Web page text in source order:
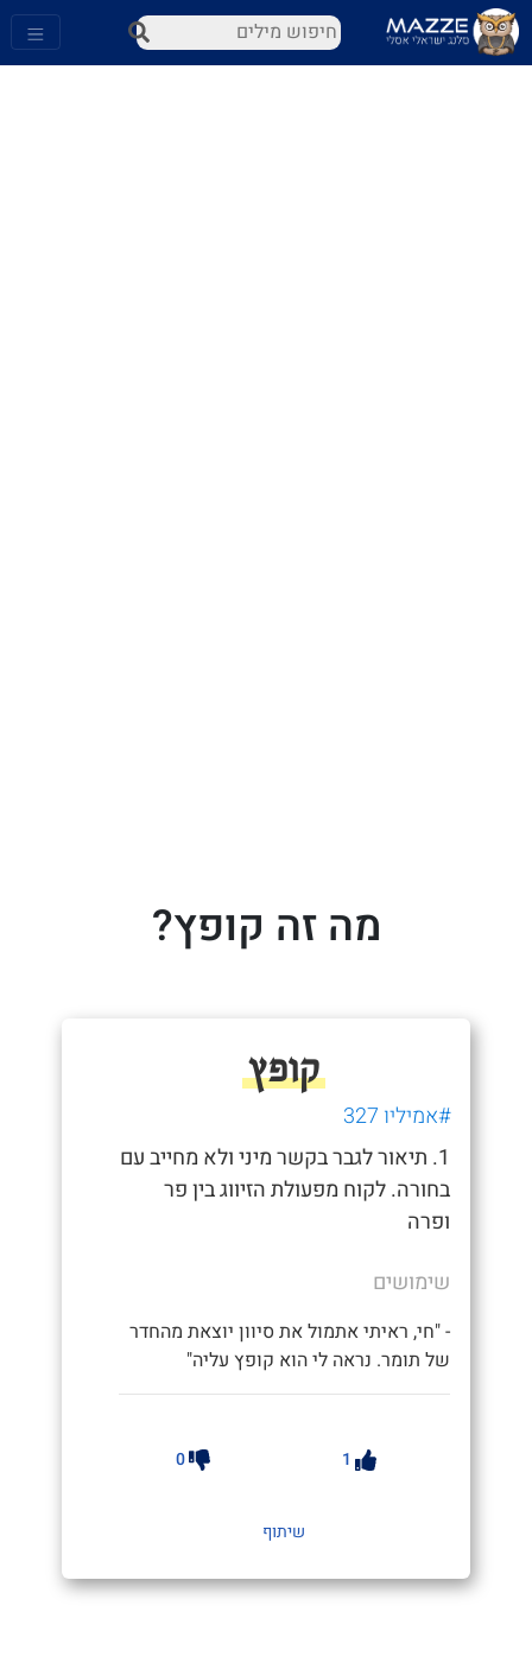
מה זה קופץ?
קופץ
#אמיליו 327
1. תיאור לגבר בקשר מיני ולא מחייב עם
בחורה. לקוח מפעולת הזיווג בין פר
ופרה
שימושים
- "חי, ראיתי אתמול את סיוון יוצאת מהחדר
של תומר. נראה לי הוא קופץ עליה"
1
0
שיתוף